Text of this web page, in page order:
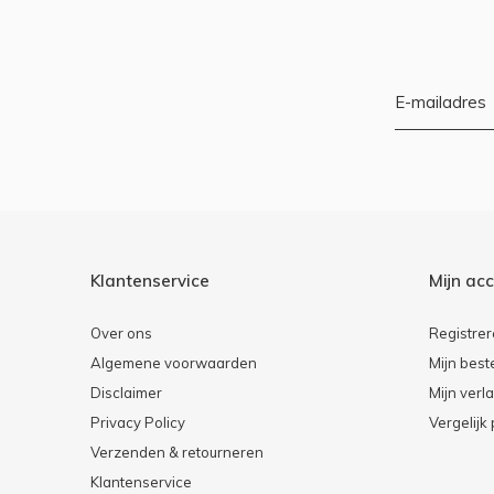
Klantenservice
Over ons
Algemene voorwaarden
Disclaimer
Privacy Policy
Verzenden & retourneren
Klantenservice
Mijn
Mijn
Mijn
Vergelijk